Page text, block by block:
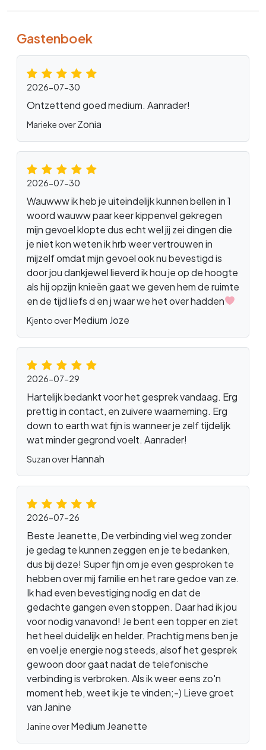
Gastenboek
2026-07-30
Ontzettend goed medium. Aanrader!
Marieke overZonia
2026-07-30
Wauwww ik heb je uiteindelijk kunnen bellen in 1
woord wauww paar keer kippenvel gekregen
mijn gevoel klopte dus echt wel jij zei dingen die
je niet kon weten ik hrb weer vertrouwen in
mijzelf omdat mijn gevoel ook nu bevestigd is
door jou dankjewel lieverd ik hou je op de hoogte
als hij opzijn knieën gaat we geven hem de ruimte
en de tijd liefs d en j waar we het over hadden
Kjento overMedium Joze
2026-07-29
Hartelijk bedankt voor het gesprek vandaag. Erg
prettig in contact, en zuivere waarneming. Erg
down to earth wat fijn is wanneer je zelf tijdelijk
wat minder gegrond voelt. Aanrader!
Suzan overHannah
2026-07-26
Beste Jeanette, De verbinding viel weg zonder
je gedag te kunnen zeggen en je te bedanken,
dus bij deze! Super fijn om je even gesproken te
hebben over mij familie en het rare gedoe van ze.
Ik had even bevestiging nodig en dat de
gedachte gangen even stoppen. Daar had ik jou
voor nodig vanavond! Je bent een topper en ziet
het heel duidelijk en helder. Prachtig mens ben je
en voel je energie nog steeds, alsof het gesprek
gewoon door gaat nadat de telefonische
verbinding is verbroken. Als ik weer eens zo'n
moment heb, weet ik je te vinden;-) Lieve groet
van Janine
Janine overMedium Jeanette